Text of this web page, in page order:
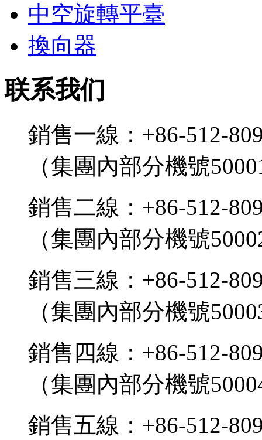
中空旋轉平臺
換向器
联系我们
銷售一線：+86-512-
（集團內部分機號
銷售二線：+86-512-
（集團內部分機號
銷售三線：+86-512-
（集團內部分機號
銷售四線：+86-512-
（集團內部分機號
銷售五線：+86-512-